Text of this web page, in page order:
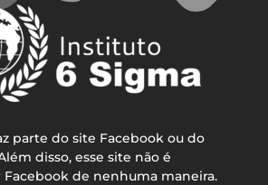
parte do site Facebook ou do
disso, esse site não é
de nenhuma maneira.